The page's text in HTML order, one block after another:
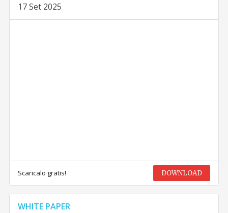
17 Set 2025
Scaricalo gratis! DOWNLOAD
WHITE PAPER